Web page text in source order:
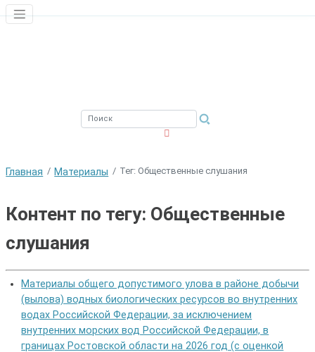
Главная Материалы Тег: Общественные слушания
Контент по тегу: Общественные
слушания
Материалы общего допустимого улова в районе добычи
(вылова) водных биологических ресурсов во внутренних
водах Российской Федерации, за исключением
внутренних морских вод Российской Федерации, в
границах Ростовской области на 2026 год (с оценкой